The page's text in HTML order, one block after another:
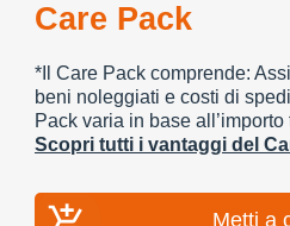
Care Pack
*Il Care Pack comprende:
beni noleggiati e costi di
Pack varia in base
Scopri tutti i vantaggi del
Metti a